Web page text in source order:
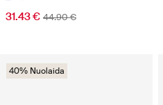
31.43 € 44.90 €
40% Nuolaida